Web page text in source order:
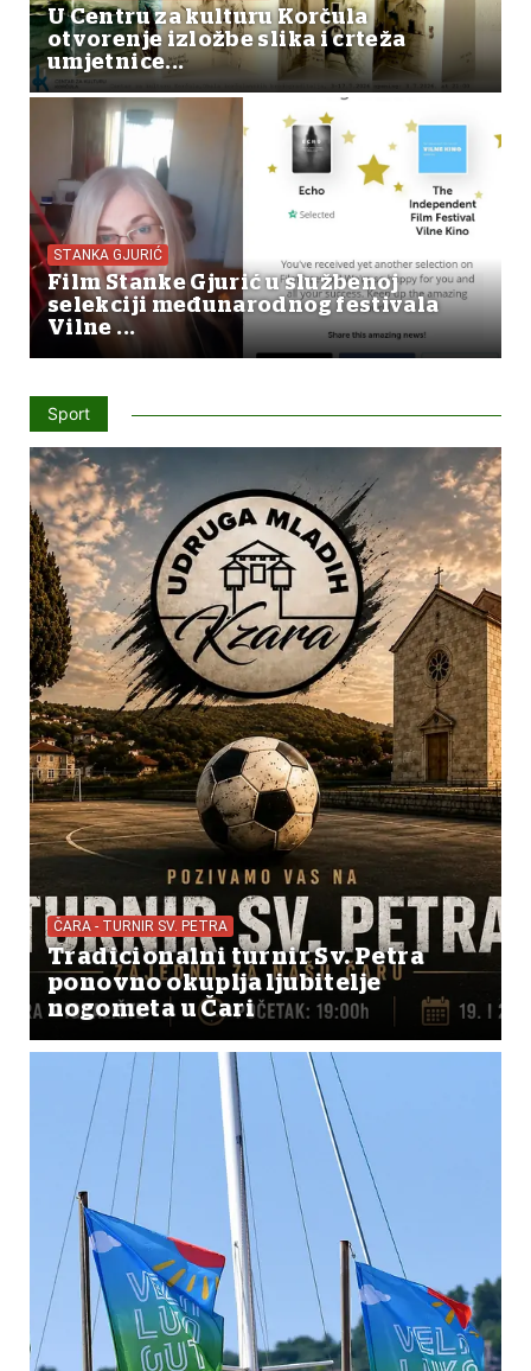
U Centru za kulturu Korčula
otvorenje izložbe slika i crteža
umjetnice...
STANKA GJURIĆ
Film Stanke Gjurić u službenoj
selekciji međunarodnog festivala
Vilne ...
Sport
ČARA - TURNIR SV. PETRA
Tradicionalni turnir Sv. Petra
ponovno okuplja ljubitelje
nogometa u Čari